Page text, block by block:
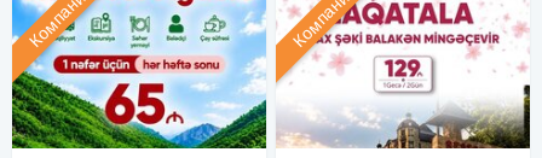
Компания Компания